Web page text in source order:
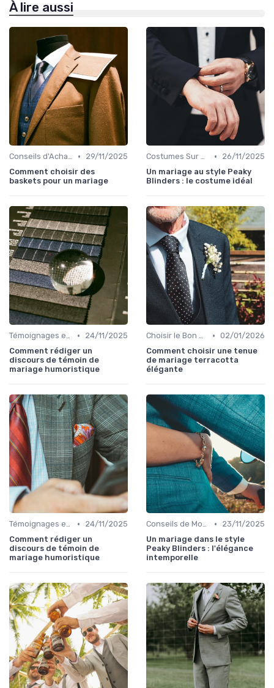
À lire aussi
Conseils d'Achat en Ligne •
29/11/2025
Comment choisir des
baskets pour un mariage
Costumes Sur Mesure •
26/11/2025
Un mariage au style Peaky
Blinders : le costume idéal
Témoignages et Histoires de Mariage •
24/11/2025
Comment rédiger un
discours de témoin de
mariage humoristique
Choisir le Bon Costume • 02/01/2026
Comment choisir une tenue
de mariage terracotta
élégante
Témoignages et Histoires de Mariage •
24/11/2025
Comment rédiger un
discours de témoin de
mariage humoristique
Conseils de Mode pour le Marié •
23/11/2025
Un mariage dans le style
Peaky Blinders : l'élégance
intemporelle